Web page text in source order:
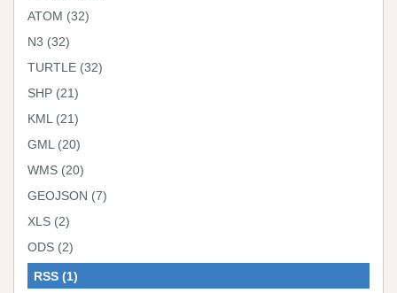
ATOM (32)
N3 (32)
TURTLE (32)
SHP (21)
KML (21)
GML (20)
WMS (20)
GEOJSON (7)
XLS (2)
ODS (2)
RSS (1)